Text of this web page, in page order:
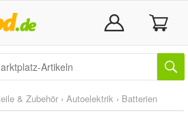
& Zubehör › Autoelektrik › Batterien